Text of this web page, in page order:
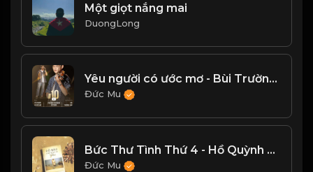
Một giọt nắng mai
DuongLong
Yêu người có ước mơ - Bùi Trường Linh
Đức Mu
Bức Thư Tình Thứ 4 - Hồ Quỳnh Hương
Đức Mu